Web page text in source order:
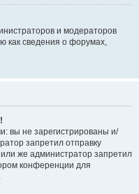
и модераторов
как сведения о форумах,
вы не зарегистрированы и/
запретил отправку
же администратор запретил
конференции для